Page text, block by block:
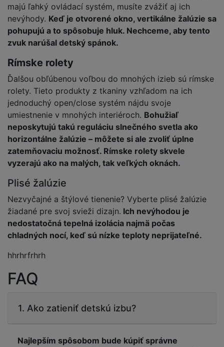
majú ľahký ovládací systém, musíte zvážiť aj ich
nevýhody. Keď je otvorené okno, vertikálne žalúzie sa
pohupujú a to spôsobuje hluk. Nechceme, aby tento
zvuk narúšal detský spánok.
Rímske rolety
Ďalšou obľúbenou voľbou do mnohých izieb sú rímske
rolety. Tieto produkty z tkaniny vzhľadom na ich
jednoduchý open/close systém nájdu svoje
umiestnenie v mnohých interiéroch. Bohužiaľ
neposkytujú takú reguláciu slnečného svetla ako
horizontálne žalúzie – môžete si ale zvoliť úplne
zatemňovaciu možnosť. Rímske rolety skvele
vyzerajú ako na malých, tak veľkých oknách.
Plisé žalúzie
Nezvyčajné a štýlové tienenie? Vyberte plisé žalúzie
žiadané pre svoj svieži dizajn. Ich nevýhodou je
nedostatočná tepelná izolácia najmä počas
chladných nocí, keď sú nízke teploty neprijateľné.
hhrhrfrhrh
FAQ
1. Ako zatieniť detskú izbu?
Najlepším spôsobom bude kúpiť správne